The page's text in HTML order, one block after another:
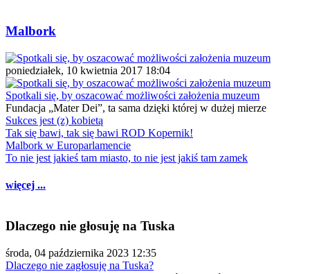
Malbork
poniedziałek, 10 kwietnia 2017 18:04
Spotkali się, by oszacować możliwości założenia muzeum
Fundacja „Mater Dei”, ta sama dzięki której w dużej mierze
Sukces jest (z) kobietą
Tak się bawi, tak się bawi ROD Kopernik!
Malbork w Europarlamencie
To nie jest jakieś tam miasto, to nie jest jakiś tam zamek
więcej ...
Dlaczego nie głosuję na Tuska
środa, 04 października 2023 12:35
Dlaczego nie zagłosuję na Tuska?